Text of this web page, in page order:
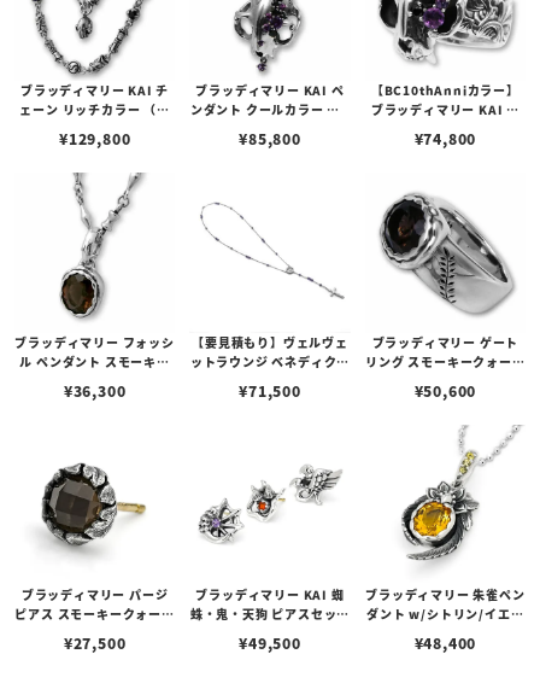
ブラッディマリー KAI チ
ェーン リッチカラー （極
¥129,800
ブラッディマリー KAI ペ
ンダント クールカラー （B
¥85,800
【BC10thAnniカラー】
ブラッディマリー KAI リ
¥74,800
ブラッディマリー フォッシ
ル ペンダント スモーキー
¥36,300
【要見積もり】ヴェルヴェ
ットラウンジ ベネディクシ
ト
¥71,500
ブラッディマリー ゲート
リング スモーキークォーツ
¥50,600
ブラッディマリー パージ
ピアス スモーキークォーツ
¥27,500
ブラッディマリー KAI 蜘
蛛・鬼・天狗 ピアスセット
パール/ブラックスピネル
¥49,500
ブラッディマリー 朱雀ペン
ダント w/シトリン/イエロ
¥48,400